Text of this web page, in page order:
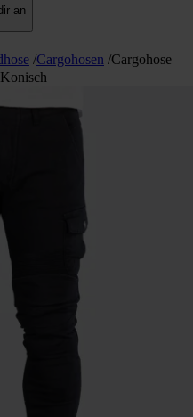
an
/Cargohosen /Cargohose